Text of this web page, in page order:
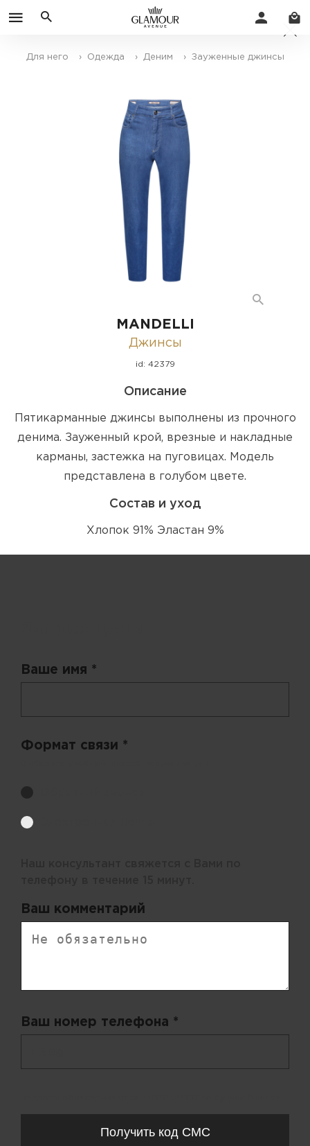
Для него › Одежда › Деним › Зауженные джинсы
MANDELLI
Джинсы
id: 42379
Описание
Пятикарманные джинсы выполнены из прочного
денима. Зауженный крой, врезные и накладные
карманы, застежка на пуговицах. Модель
представлена в голубом цвете.
Состав и уход
Хлопок 91% Эластан 9%
Ваше имя *
Формат связи *
Ваш комментарий
Ваш номер телефона *
Получить код СМС